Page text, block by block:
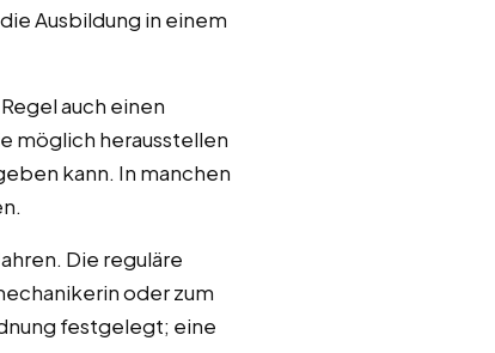
Ausbildung in einem
auch einen
möglich herausstellen
kann. In manchen
Die reguläre
oder zum
festgelegt; eine